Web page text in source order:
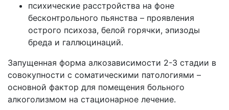
психические расстройства на фоне
бесконтрольного пьянства – проявления
острого психоза, белой горячки, эпизоды
бреда и галлюцинаций.
Запущенная форма алкозависимости 2-3 стадии в
совокупности с соматическими патологиями –
основной фактор для помещения больного
алкоголизмом на стационарное лечение.